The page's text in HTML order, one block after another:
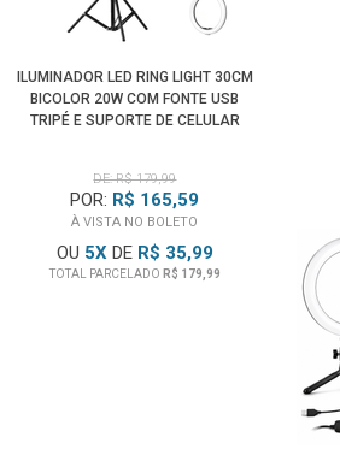
ILUMINADOR LED RING LIGHT 30CM
BICOLOR 20W COM FONTE USB
TRIPÉ E SUPORTE DE CELULAR
DE: R$ 179,99
POR: R$ 165,59
À VISTA NO BOLETO
OU 5XDE R$ 35,99
TOTAL PARCELADO R$ 179,99